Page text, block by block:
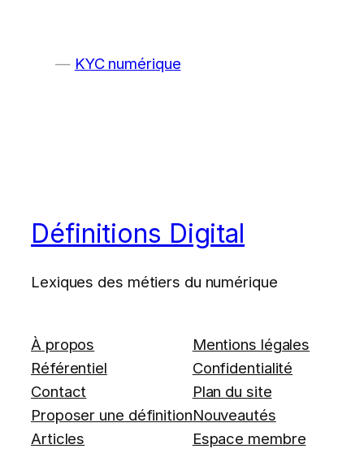
KYC numérique
Définitions Digital
Lexiques des métiers du numérique
À propos
Référentiel
Contact
Proposer une définition
Articles
Mentions légales
Confidentialité
Plan du site
Nouveautés
Espace membre